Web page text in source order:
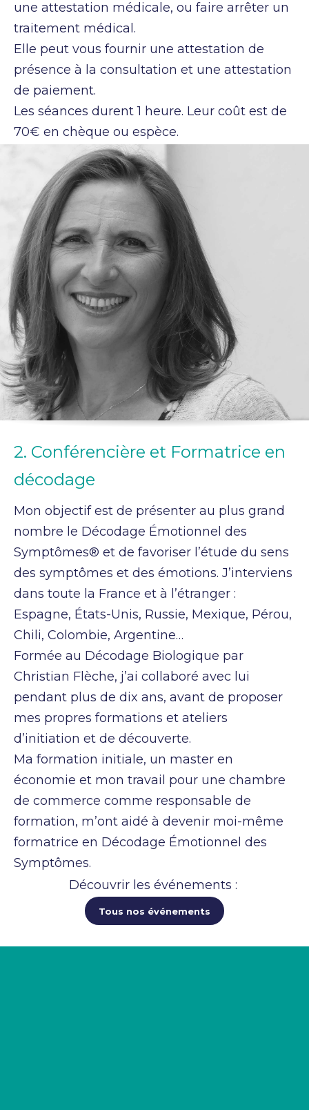
une attestation médicale, ou faire arrêter un
traitement médical.
Elle peut vous fournir une attestation de
présence à la consultation et une attestation
de paiement.
Les séances durent 1 heure. Leur coût est de
70€ en chèque ou espèce.
2. Conférencière et Formatrice en
décodage
Mon objectif est de présenter au plus grand
nombre le Décodage Émotionnel des
Symptômes® et de favoriser l’étude du sens
des symptômes et des émotions. J’interviens
dans toute la France et à l’étranger :
Espagne, États-Unis, Russie, Mexique, Pérou,
Chili, Colombie, Argentine…
Formée au Décodage Biologique par
Christian Flèche, j’ai collaboré avec lui
pendant plus de dix ans, avant de proposer
mes propres formations et ateliers
d’initiation et de découverte.
Ma formation initiale, un master en
économie et mon travail pour une chambre
de commerce comme responsable de
formation, m’ont aidé à devenir moi-même
formatrice en Décodage Émotionnel des
Symptômes.
Découvrir les événements :
Tous nos événements